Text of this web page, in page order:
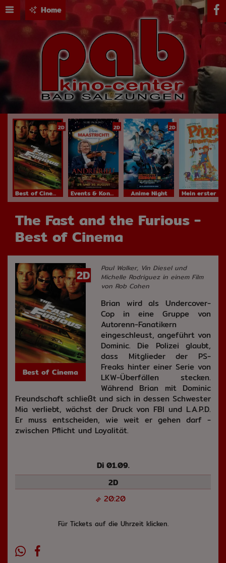
Home
2D
Best of Cinema
2D
Events & Konzerte
2D
Anime Night
The Fast and the Furious -
Best of Cinema
2D
Best of Cinema
Paul Walker, Vin Diesel und
Michelle Rodriguez in einem Film
von Rob Cohen
Brian wird als Undercover-
Cop in eine Gruppe von
Autorenn-Fanatikern
eingeschleust, angeführt von
Dominic. Die Polizei glaubt,
dass Mitglieder der PS-
Freaks hinter einer Serie von
LKW-Überfällen stecken.
Während Brian mit Dominic
Freundschaft schließt und sich in dessen Schwester
Mia verliebt, wächst der Druck von FBI und L.A.P.D.
Er muss entscheiden, wie weit er gehen darf -
zwischen Pflicht und Loyalität.
Di 01.09.
20:20
2D
Für Tickets auf die Uhrzeit klicken.